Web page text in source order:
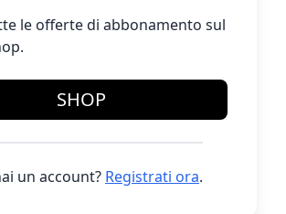
le offerte di abbonamento sul
SHOP
un account? Registrati ora.